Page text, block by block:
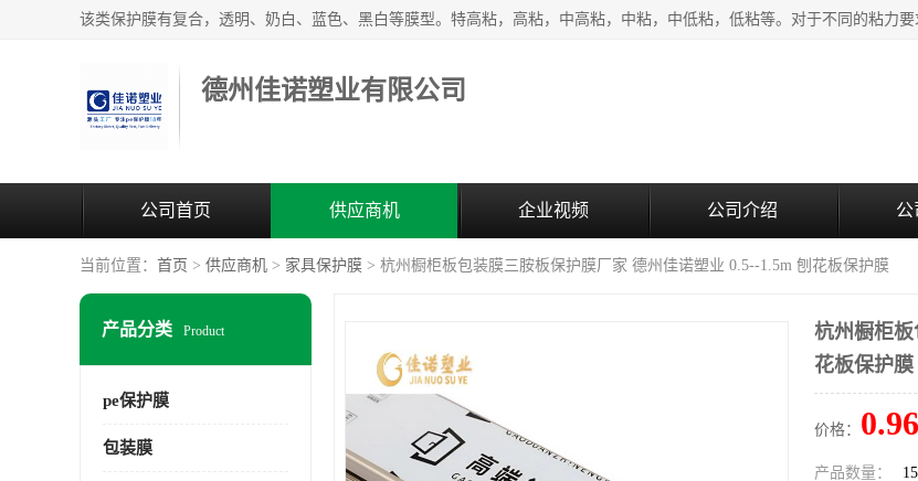
德州佳诺塑业有限公司
公司首页 供应商机 企业视频 公司介绍 公
当前位置： 首页 > 供应商机 > 家具保护膜 > 杭州橱柜板包装膜三胺板保护膜厂家 德州佳诺塑业 0.5--1.5m 刨花板保护膜
产品分类 Product
pe保护膜
包装膜
杭州橱柜板
花板保护膜
价格： 0.96
产品数量：